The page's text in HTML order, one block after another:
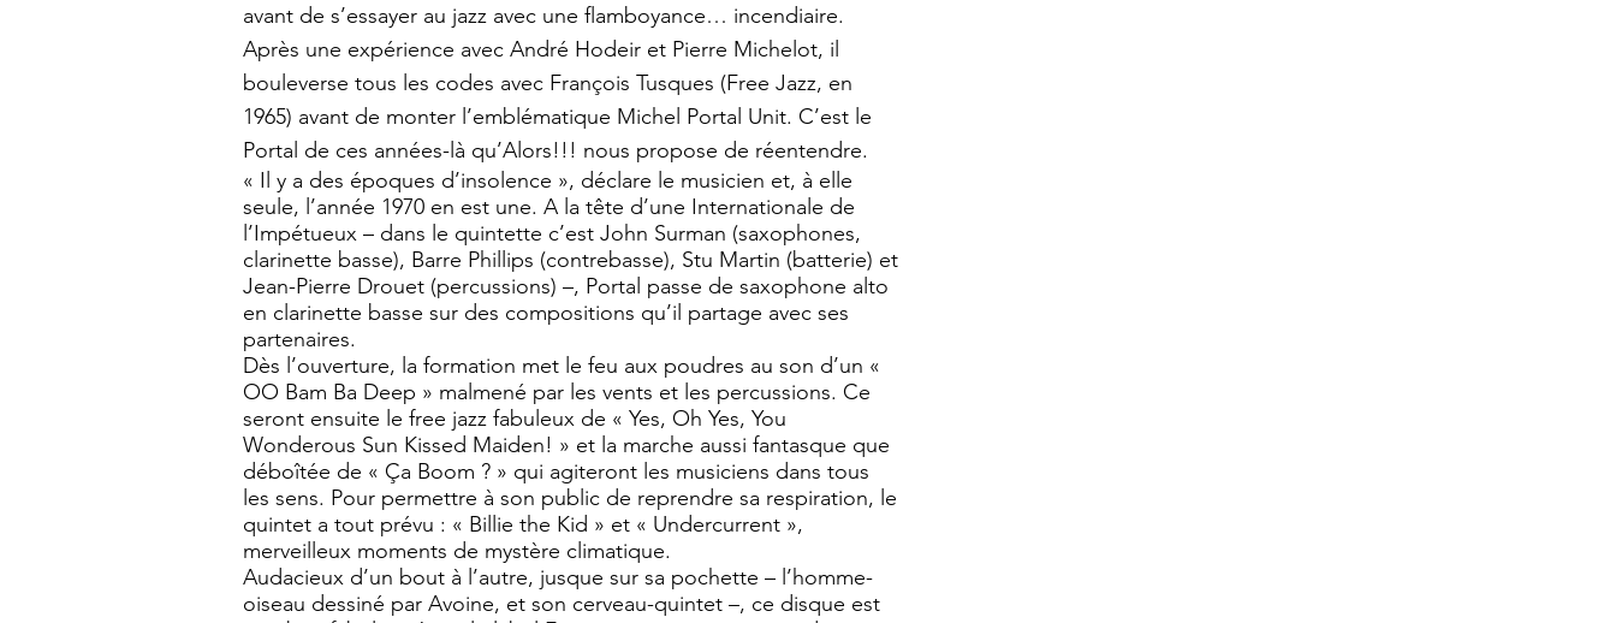
avant de s’essayer au jazz avec une flamboyance… incendiaire.
Après une expérience avec André Hodeir et Pierre Michelot, il
bouleverse tous les codes avec François Tusques (Free Jazz, en
1965) avant de monter l’emblématique Michel Portal Unit. C’est le
Portal de ces années-là qu’Alors!!! nous propose de réentendre.
« Il y a des époques d’insolence », déclare le musicien et, à elle
seule, l’année 1970 en est une. A la tête d’une Internationale de
l’Impétueux – dans le quintette c’est John Surman (saxophones,
clarinette basse), Barre Phillips (contrebasse), Stu Martin (batterie) et
Jean-Pierre Drouet (percussions) –, Portal passe de saxophone alto
en clarinette basse sur des compositions qu’il partage avec ses
partenaires.
Dès l’ouverture, la formation met le feu aux poudres au son d’un «
OO Bam Ba Deep » malmené par les vents et les percussions. Ce
seront ensuite le free jazz fabuleux de « Yes, Oh Yes, You
Wonderous Sun Kissed Maiden! » et la marche aussi fantasque que
déboîtée de « Ça Boom ? » qui agiteront les musiciens dans tous
les sens. Pour permettre à son public de reprendre sa respiration, le
quintet a tout prévu : « Billie the Kid » et « Undercurrent »,
merveilleux moments de mystère climatique.
Audacieux d’un bout à l’autre, jusque sur sa pochette – l’homme-
oiseau dessiné par Avoine, et son cerveau-quintet –, ce disque est